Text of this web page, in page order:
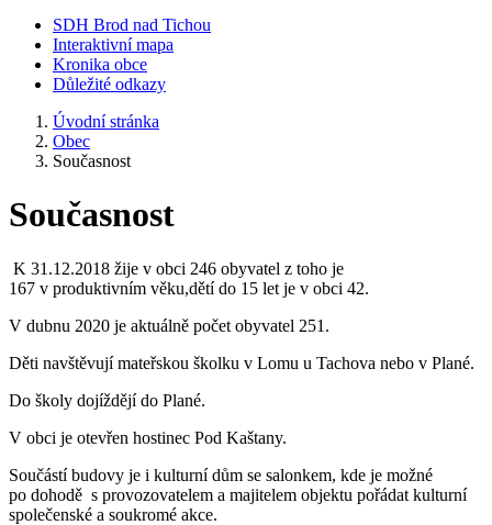
SDH Brod nad Tichou
Interaktivní mapa
Kronika obce
Důležité odkazy
Úvodní stránka
Obec
Současnost
Současnost
K 31.12.2018 žije v obci 246 obyvatel z toho je
167 v produktivním věku,dětí do 15 let je v obci 42.
V dubnu 2020 je aktuálně počet obyvatel 251.
Děti navštěvují mateřskou školku v Lomu u Tachova nebo v Plané.
Do školy dojíždějí do Plané.
V obci je otevřen hostinec Pod Kaštany.
Součástí budovy je i kulturní dům se salonkem, kde je možné
po dohodě s provozovatelem a majitelem objektu pořádat kulturní
společenské a soukromé akce.